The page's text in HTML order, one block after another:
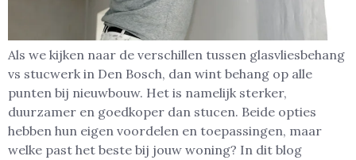
Als we kijken naar de verschillen tussen glasvliesbehang
vs stucwerk in Den Bosch, dan wint behang op alle
punten bij nieuwbouw. Het is namelijk sterker,
duurzamer en goedkoper dan stucen. Beide opties
hebben hun eigen voordelen en toepassingen, maar
welke past het beste bij jouw woning? In dit blog